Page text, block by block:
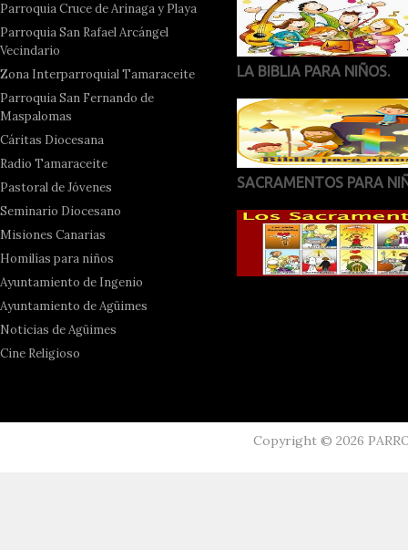
Parroquia Cruce de Arinaga y Playa
Parroquia San Rafael Arcángel
Vecindario
Zona Interparroquial Tamaraceite
Parroquia San Fernando de
Maspalomas
Cáritas Diocesana
Radio Tamaraceite
Pastoral de Jóvenes
Seminario Diocesano
Misiones Canarias
Homilías para niños
Ayuntamiento de Ingenio
Ayuntamiento de Agüimes
Noticias de Agüimes
Cine Religioso
LA BIBLIA PARA NIÑOS.
SACRAMENTOS PARA
Copyright ©2026